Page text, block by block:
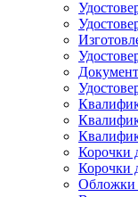
Корочки
Корочки
Обложки